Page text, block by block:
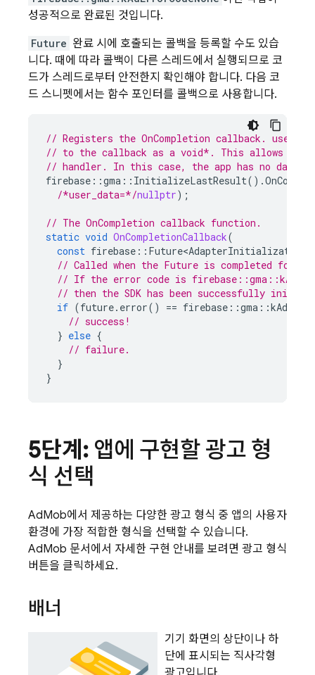
성공적으로 완료된 것입니다.
Future 완료 시에 호출되는 콜백을 등록할 수도 있습
니다. 때에 따라 콜백이 다른 스레드에서 실행되므로 코
드가 스레드로부터 안전한지 확인해야 합니다. 다음 코
드 스니펫에서는 함수 포인터를 콜백으로 사용합니다.
// Registers the OnCompletion callback.
// to the callback as a void*. This allows you
// handler. In this case, the app has no data,
firebase ::gma :: InitializeLastResult().
/*user_data=*/nullptr);
// The OnCompletion callback function.
static void OnCompletionCallback(
const firebase ::
// Called when the Future is completed
// If the error code is
// then the SDK has been successfully
if (future. error() == firebase ::gma ::
// success!
} else {
// failure.
}
}
5단계: 앱에 구현할 광고 형
식 선택
AdMob에서 제공하는 다양한 광고 형식 중 앱의 사용자
환경에 가장 적합한 형식을 선택할 수 있습니다.
AdMob 문서에서 자세한 구현 안내를 보려면 광고 형식
버튼을 클릭하세요.
배너
기기 화면의 상단이나 하
단에 표시되는 직사각형